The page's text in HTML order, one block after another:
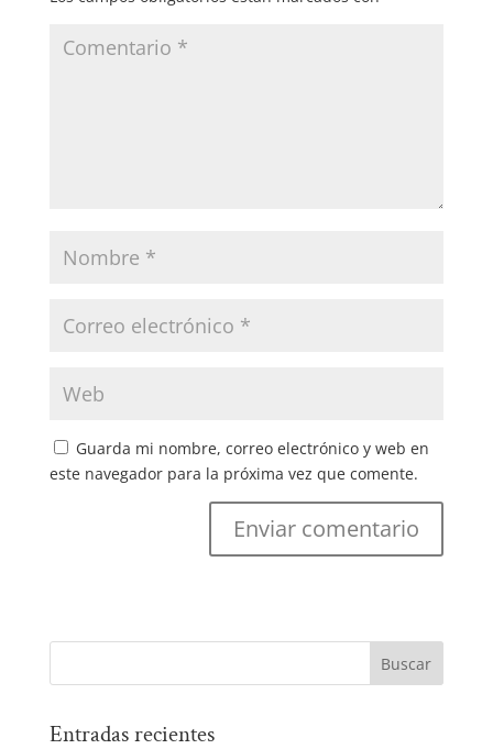
Guarda mi nombre, correo electrónico y web en
este navegador para la próxima vez que comente.
Entradas recientes